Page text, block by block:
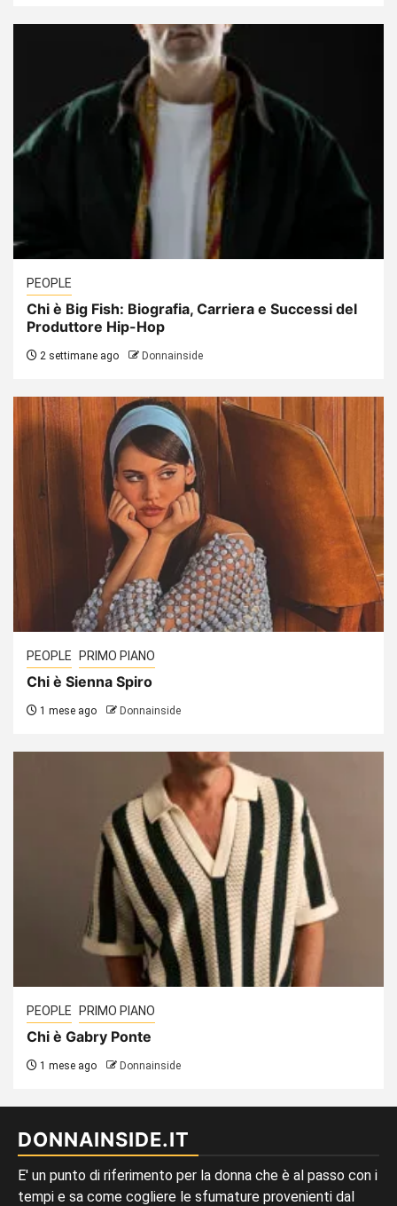
PEOPLE
Chi è Big Fish: Biografia, Carriera e Successi del
Produttore Hip-Hop
2 settimane ago Donnainside
PEOPLE PRIMO PIANO
Chi è Sienna Spiro
1 mese ago Donnainside
PEOPLE PRIMO PIANO
Chi è Gabry Ponte
1 mese ago Donnainside
DONNAINSIDE.IT
E' un punto di riferimento per la donna che è al passo con i
tempi e sa come cogliere le sfumature provenienti dal